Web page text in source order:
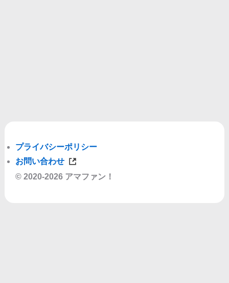
プライバシーポリシー
お問い合わせ
© 2020-2026 アマファン！